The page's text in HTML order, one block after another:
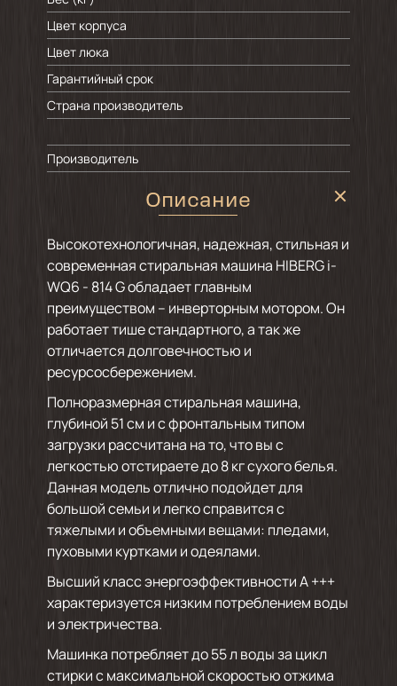
Цвет корпуса
Цвет люка
Гарантийный срок
Страна производитель
Производитель
Описание
Высокотехнологичная, надежная, стильная и
современная стиральная машина HIBERG i-
WQ6 - 814 G обладает главным
преимуществом – инверторным мотором. Он
работает тише стандартного, а так же
отличается долговечностью и
ресурсосбережением.
Полноразмерная стиральная машина,
глубиной 51 см и с фронтальным типом
загрузки рассчитана на то, что вы с
легкостью отстираете до 8 кг сухого белья.
Данная модель отлично подойдет для
большой семьи и легко справится с
тяжелыми и объемными вещами: пледами,
пуховыми куртками и одеялами.
Высший класс энергоэффективности А +++
характеризуется низким потреблением воды
и электричества.
Машинка потребляет до 55 л воды за цикл
стирки с максимальной скоростью отжима